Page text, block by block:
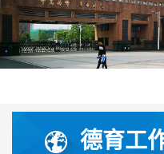
德育工